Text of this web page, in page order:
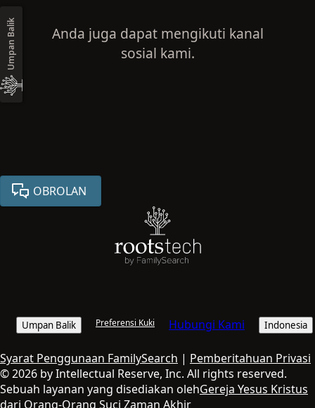
Anda juga dapat mengikuti kanal
sosial kami.
OBROLAN
Umpan Balik Preferensi Kuki Hubungi Kami Indonesia
Syarat Penggunaan FamilySearch | Pemberitahuan Privasi
© 2026 by Intellectual Reserve, Inc. All rights reserved.
Sebuah layanan yang disediakan olehGereja Yesus Kristus
dari Orang-Orang Suci Zaman Akhir
Umpan Balik